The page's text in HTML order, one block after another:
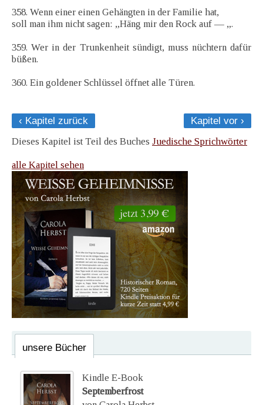
358. Wenn einer einen Gehängten in der Familie hat,
soll man ihm nicht sagen: „Häng mir den Rock auf — „.
359. Wer in der Trunkenheit sündigt, muss nüchtern dafür
büßen.
360. Ein goldener Schlüssel öffnet alle Türen.
‹ Kapitel zurück
Kapitel vor ›
Dieses Kapitel ist Teil des Buches Juedische Sprichwörter
alle Kapitel sehen
unsere Bücher
Kindle E-Book
Septemberfrost